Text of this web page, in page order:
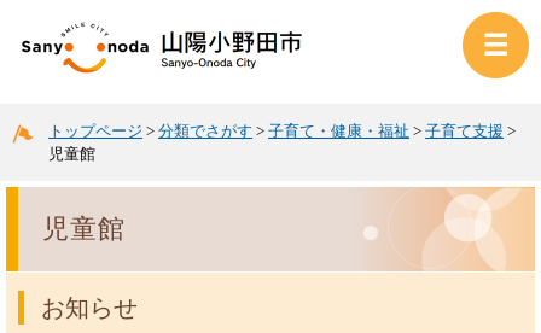
トップページ > 分類でさがす > 子育て・健康・福祉 > 子育て支援 >
児童館
児童館
お知らせ